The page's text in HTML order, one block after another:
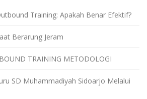
Training: Apakah Benar Efektif?
Berarung Jeram
TRAINING METODOLOGI
SD Muhammadiyah Sidoarjo Melalui